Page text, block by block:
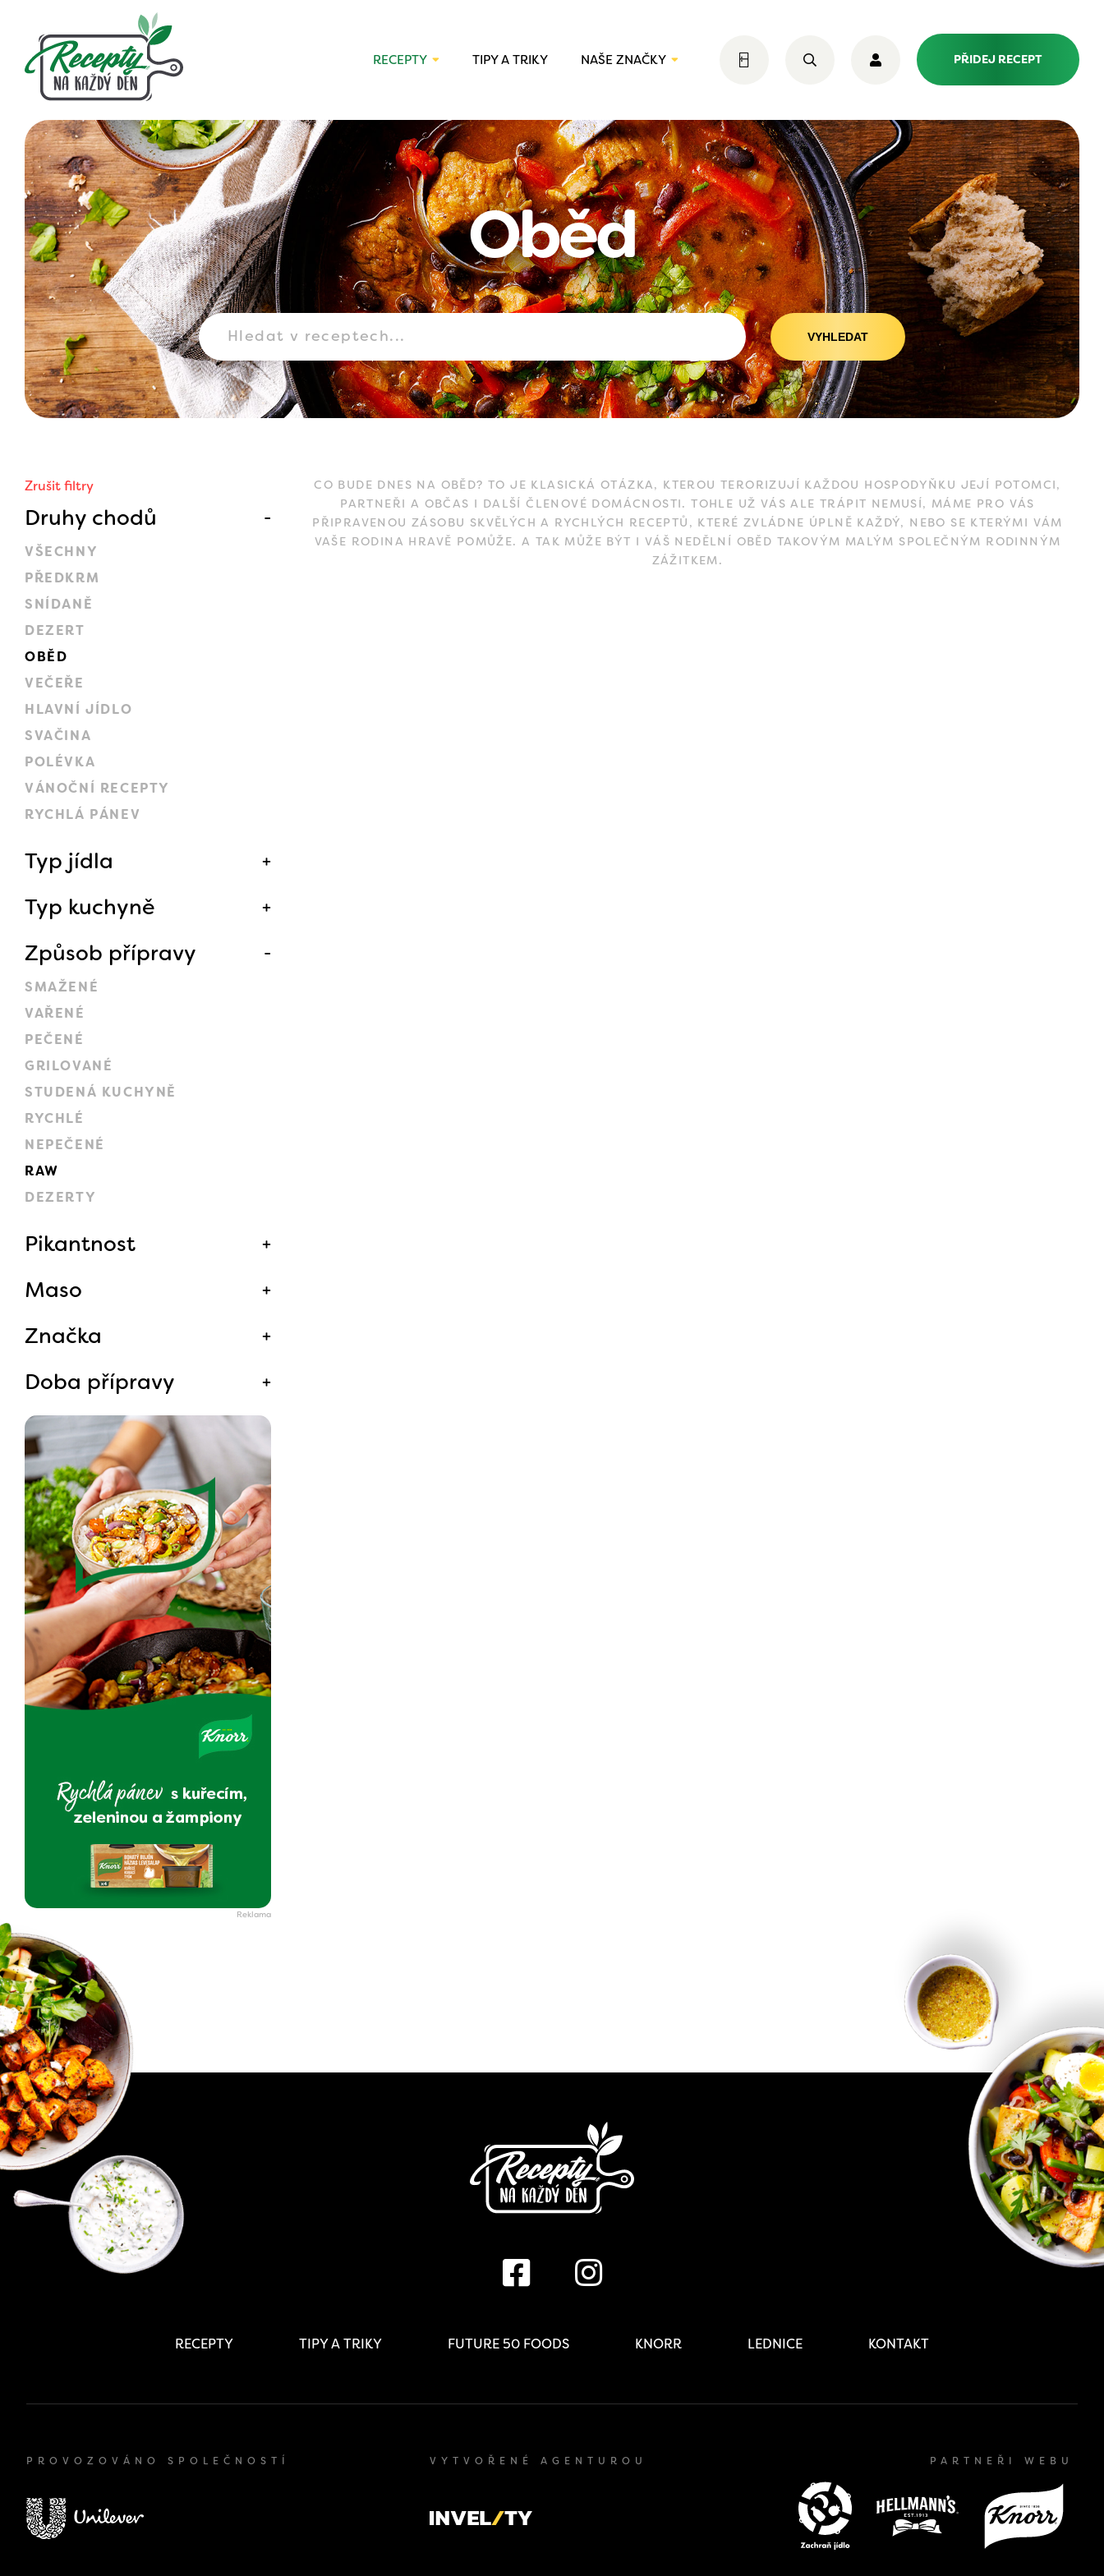
RECEPTY TIPY A TRIKY NAŠE ZNAČKY PŘIDEJ RECEPT
Oběd
VYHLEDAT
Zrušit filtry
Druhy chodů
VŠECHNY
PŘEDKRM
SNÍDANĚ
DEZERT
OBĚD
VEČEŘE
HLAVNÍ JÍDLO
SVAČINA
POLÉVKA
VÁNOČNÍ RECEPTY
RYCHLÁ PÁNEV
Typ jídla
Typ kuchyně
Způsob přípravy
SMAŽENÉ
VAŘENÉ
PEČENÉ
GRILOVANÉ
STUDENÁ KUCHYNĚ
RYCHLÉ
NEPEČENÉ
RAW
DEZERTY
Pikantnost
Maso
Značka
Doba přípravy
CO BUDE DNES NA OBĚD? TO JE KLASICKÁ OTÁZKA, KTEROU TERORIZUJÍ KAŽDOU HOSPODYŇKU JEJÍ POTOMCI,
PARTNEŘI A OBČAS I DALŠÍ ČLENOVÉ DOMÁCNOSTI. TOHLE UŽ VÁS ALE TRÁPIT NEMUSÍ, MÁME PRO VÁS
PŘIPRAVENOU ZÁSOBU SKVĚLÝCH A RYCHLÝCH RECEPTŮ, KTERÉ ZVLÁDNE ÚPLNĚ KAŽDÝ, NEBO SE KTERÝMI VÁM
VAŠE RODINA HRAVĚ POMŮŽE. A TAK MŮŽE BÝT I VÁŠ NEDĚLNÍ OBĚD TAKOVÝM MALÝM SPOLEČNÝM RODINNÝM
ZÁŽITKEM.
RECEPTY TIPY A TRIKY FUTURE 50 FOODS KNORR LEDNICE KONTAKT
PROVOZOVÁNO SPOLEČNOSTÍ VYTVOŘENÉ AGENTUROU PARTNEŘI WEBU